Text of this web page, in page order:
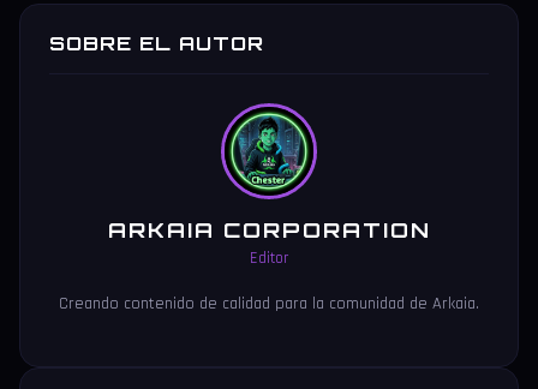
SOBRE EL AUTOR
ARKAIA CORPORATION
Editor
Creando contenido de calidad para la comunidad de Arkaia.